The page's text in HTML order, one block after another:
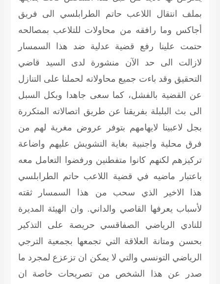
بملف انتقال اللاعب حاتم الطرابلسي الى فريق
أجاكس وما رافقه من محاولات للتلاعب بمصالحه
حتمت علينا رفع قضية عدلية ضد هذا السمسار
لازالت الى حد الآن منشورة لدى السيد قاضي
التحقيق وقد باءت جميع محاولاته لحملنا على التنازل
عن القضية بالفشل، كما سعى جاهدا وبكل السبل
الى بث البلبلة بفريقنا عن طريق اتصالاته المتكررة
بجل لاعبينا لايهامهم بتوفر عروض مغرية لهم من
فرق محلية واجنبية بغاية التشويش عليهم واضاعة
تركيزهم لكنهم كانوا متفطنين ورفضوا التعامل معه
باعتبار ماضيه في قضية اللاعب حاتم الطرابلسي
هذا الاخير الذي سحب من هذا السمسار ثقته
لأسباب يعرفها القاصي والداني. وان الهيئة المديرة
للنادي الرياضي الصفاقسي حريصة على التذكير
بحسن ومتانة العلاقة التي تجمعها بجمعية الترجي
الرياضي التونسي والتي لا يمكن ان تزعزع لمجرد ما
صدر عن هذا الشخص من تصريحات خاصة ان